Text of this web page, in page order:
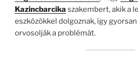
Kazincbarcika szakembert, akik a
eszközökkel dolgoznak, így
orvosolják a problémát.